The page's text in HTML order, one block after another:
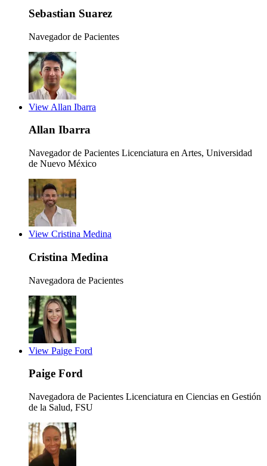
Sebastian Suarez
Navegador de Pacientes
View Allan Ibarra
Allan Ibarra
Navegador de Pacientes Licenciatura en Artes, Universidad
de Nuevo México
View Cristina Medina
Cristina Medina
Navegadora de Pacientes
View Paige Ford
Paige Ford
Navegadora de Pacientes Licenciatura en Ciencias en Gestión
de la Salud, FSU